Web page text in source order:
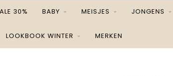
30% BABY MEISJES JONGENS
LOOKBOOK WINTER MERKEN